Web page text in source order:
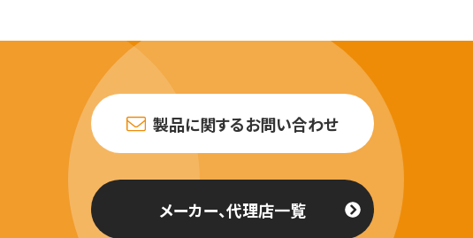
製品に関するお問い合わせ
メーカー、代理店一覧